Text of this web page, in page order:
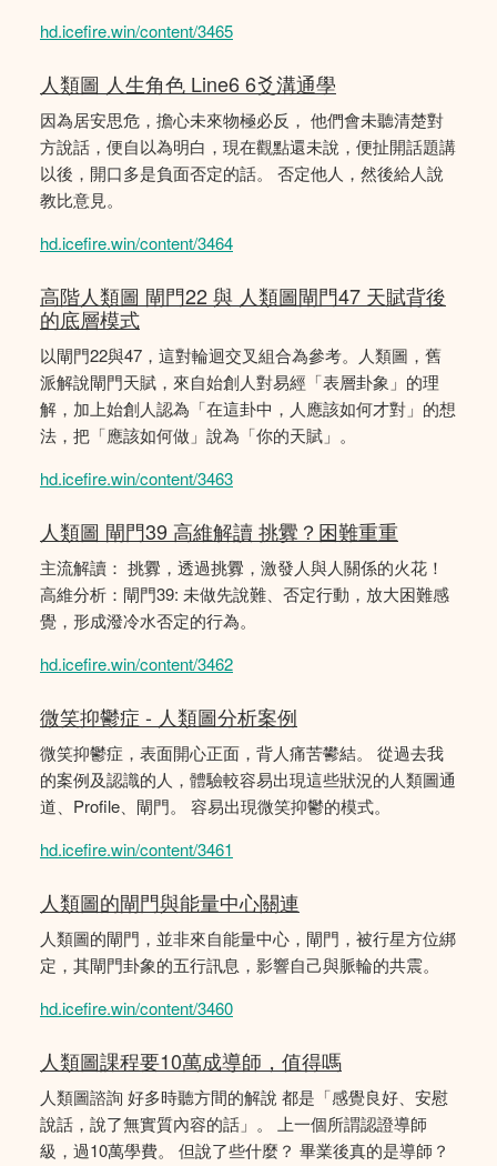
hd.icefire.win/content/3465
人類圖 人生角色 Line6 6爻溝通學
因為居安思危，擔心未來物極必反， 他們會未聽清楚對
方說話，便自以為明白，現在觀點還未說，便扯開話題講
以後，開口多是負面否定的話。 否定他人，然後給人說
教比意見。
hd.icefire.win/content/3464
高階人類圖 閘門22 與 人類圖閘門47 天賦背後
的底層模式
以閘門22與47，這對輪迴交叉組合為參考。人類圖，舊
派解說閘門天賦，來自始創人對易經「表層卦象」的理
解，加上始創人認為「在這卦中，人應該如何才對」的想
法，把「應該如何做」說為「你的天賦」。
hd.icefire.win/content/3463
人類圖 閘門39 高維解讀 挑釁？困難重重
主流解讀： 挑釁，透過挑釁，激發人與人關係的火花！
高維分析：閘門39: 未做先說難、否定行動，放大困難感
覺，形成潑冷水否定的行為。
hd.icefire.win/content/3462
微笑抑鬱症 - 人類圖分析案例
微笑抑鬱症，表面開心正面，背人痛苦鬰結。 從過去我
的案例及認識的人，體驗較容易出現這些狀況的人類圖通
道、Profile、閘門。 容易出現微笑抑鬱的模式。
hd.icefire.win/content/3461
人類圖的閘門與能量中心關連
人類圖的閘門，並非來自能量中心，閘門，被行星方位綁
定，其閘門卦象的五行訊息，影響自己與脈輪的共震。
hd.icefire.win/content/3460
人類圖課程要10萬成導師，值得嗎
人類圖諮詢 好多時聽方間的解說 都是「感覺良好、安慰
說話，說了無實質內容的話」。 上一個所謂認證導師
級，過10萬學費。 但說了些什麼？ 畢業後真的是導師？